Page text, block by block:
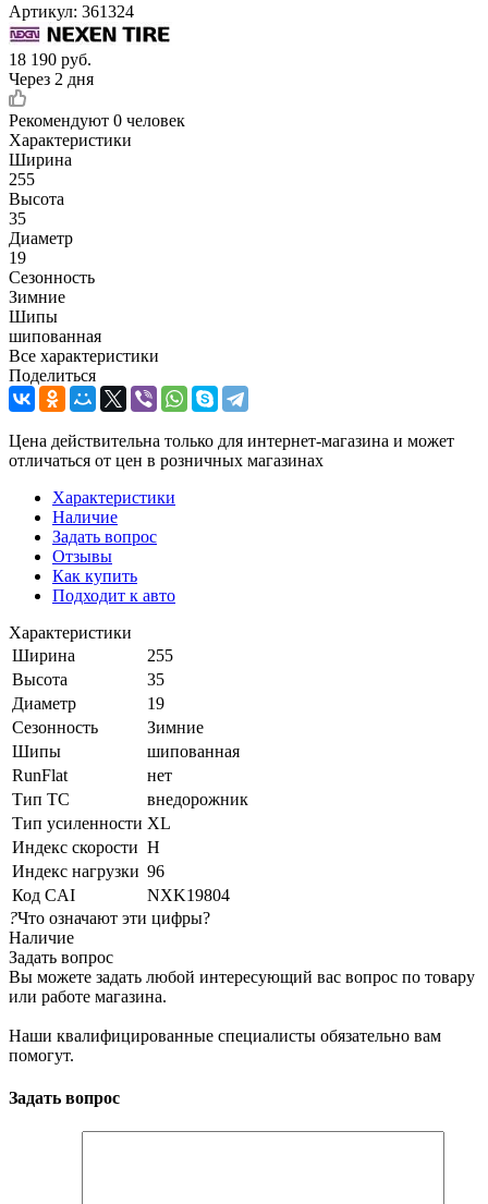
Артикул: 361324
18 190 руб.
Через 2 дня
Рекомендуют 0 человек
Характеристики
Ширина
255
Высота
35
Диаметр
19
Сезонность
Зимние
Шипы
шипованная
Все характеристики
Поделиться
Цена действительна только для интернет-магазина и может
отличаться от цен в розничных магазинах
Характеристики
Наличие
Задать вопрос
Отзывы
Как купить
Подходит к авто
Характеристики
Ширина
255
Высота
35
Диаметр
19
Сезонность
Зимние
Шипы
шипованная
RunFlat
нет
Тип ТС
внедорожник
Тип усиленности XL
Индекс скорости H
Индекс нагрузки 96
Код CAI
NXK19804
?Что означают эти цифры?
Наличие
Задать вопрос
Вы можете задать любой интересующий вас вопрос по товару
или работе магазина.
Наши квалифицированные специалисты обязательно вам
помогут.
Задать вопрос